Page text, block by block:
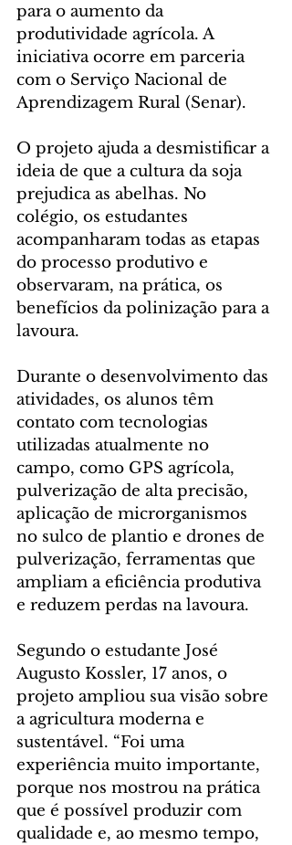
para o aumento da
produtividade agrícola. A
iniciativa ocorre em parceria
com o Serviço Nacional de
Aprendizagem Rural (Senar).
O projeto ajuda a desmistificar a
ideia de que a cultura da soja
prejudica as abelhas. No
colégio, os estudantes
acompanharam todas as etapas
do processo produtivo e
observaram, na prática, os
benefícios da polinização para a
lavoura.
Durante o desenvolvimento das
atividades, os alunos têm
contato com tecnologias
utilizadas atualmente no
campo, como GPS agrícola,
pulverização de alta precisão,
aplicação de microrganismos
no sulco de plantio e drones de
pulverização, ferramentas que
ampliam a eficiência produtiva
e reduzem perdas na lavoura.
Segundo o estudante José
Augusto Kossler, 17 anos, o
projeto ampliou sua visão sobre
a agricultura moderna e
sustentável. “Foi uma
experiência muito importante,
porque nos mostrou na prática
que é possível produzir com
qualidade e, ao mesmo tempo,